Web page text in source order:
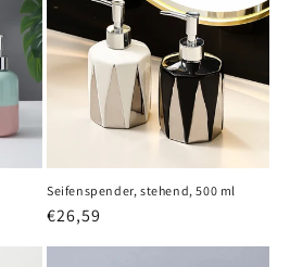
Seifenspender, stehend, 500 ml
Normaler
€26,59